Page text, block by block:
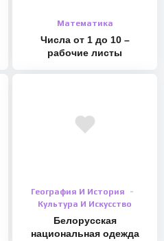
Математика
Числа от 1 до 10 –
рабочие листы
География И История
Культура И Искусство
Белорусская
национальная одежда